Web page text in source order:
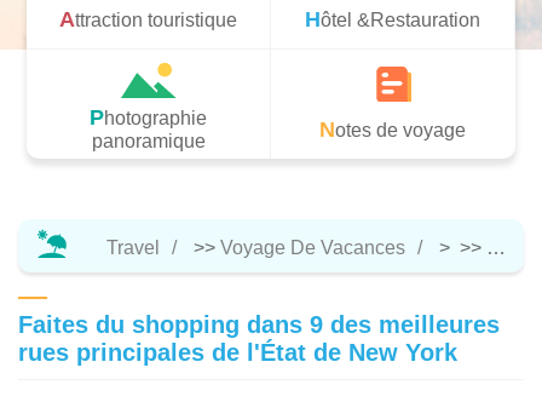
Attraction touristique Hôtel &Restauration
Photographie
panoramique
Notes de voyage
Travel >> Voyage De Vacances > >>
Faites du shopping dans 9 des meilleures
rues principales de l'État de New York